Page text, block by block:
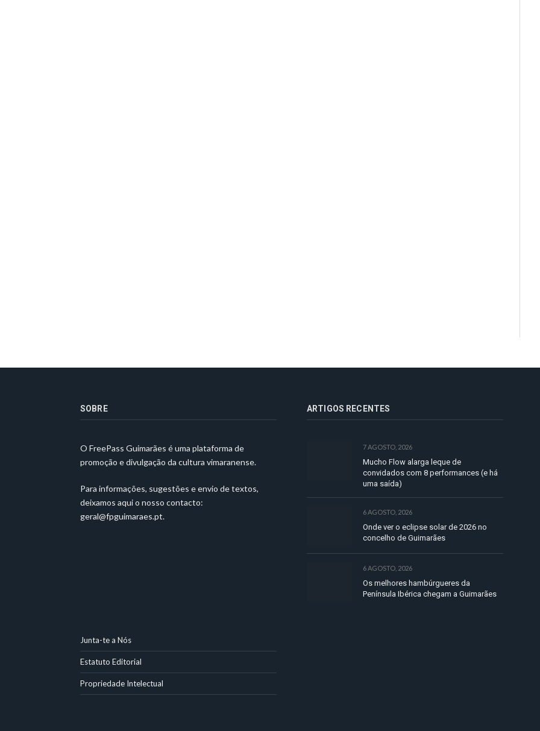
SOBRE
O FreePass Guimarães é uma plataforma de
promoção e divulgação da cultura vimaranense.
Para informações, sugestões e envio de textos,
deixamos aqui o nosso contacto:
geral@fpguimaraes.pt.
ARTIGOS RECENTES
7 AGOSTO, 2026
Mucho Flow alarga leque de
convidados com 8 performances (e há
uma saída)
6 AGOSTO, 2026
Onde ver o eclipse solar de 2026 no
concelho de Guimarães
6 AGOSTO, 2026
Os melhores hambúrgueres da
Península Ibérica chegam a Guimarães
Junta-te a Nós
Estatuto Editorial
Propriedade Intelectual